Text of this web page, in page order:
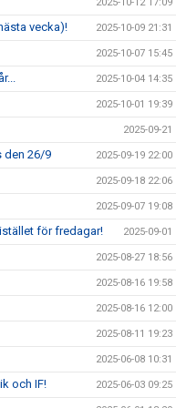
vecka)! 2025-10-09 21:31
2025-10-07 15:45
2025-10-04 14:35
2025-10-01 19:39
2025-09-21
den 26/9 2025-09-19 22:00
2025-09-18 22:06
2025-09-07 19:08
för fredagar! 2025-09-01
2025-08-27 18:56
2025-08-16 19:58
2025-08-16 12:00
2025-08-11 19:23
2025-06-08 10:31
och IF! 2025-06-03 09:25